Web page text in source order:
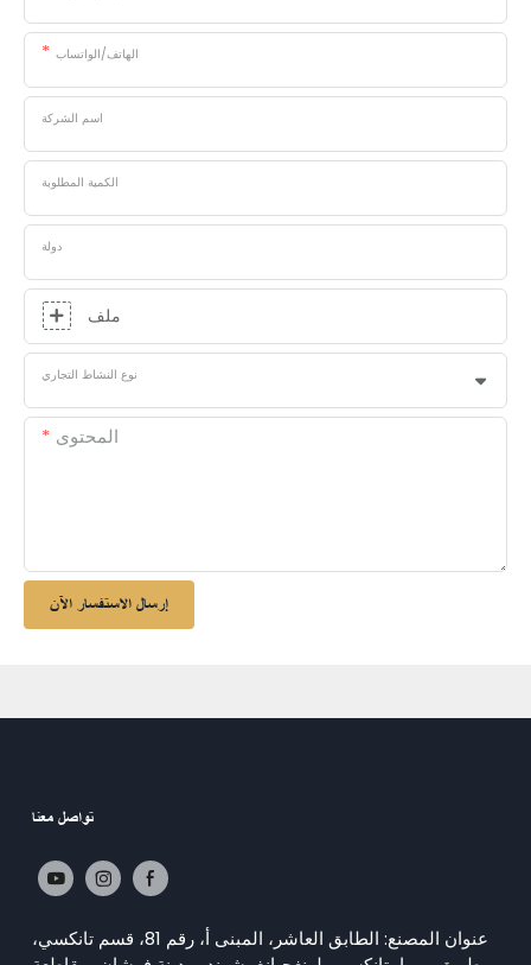
الهاتف/الواتساب
اسم الشركة
الكمية المطلوبة
دولة
ملف
نوع النشاط التجاري
المحتوى
إرسال الاستفسار الآن
تواصل معنا
عنوان المصنع: الطابق العاشر، المبنى أ، رقم 81، قسم تانكسي،